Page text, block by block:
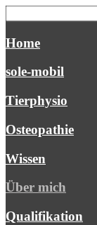
Home
sole-mobil
Tierphysio
Osteopathie
Wissen
Über mich
Qualifikation